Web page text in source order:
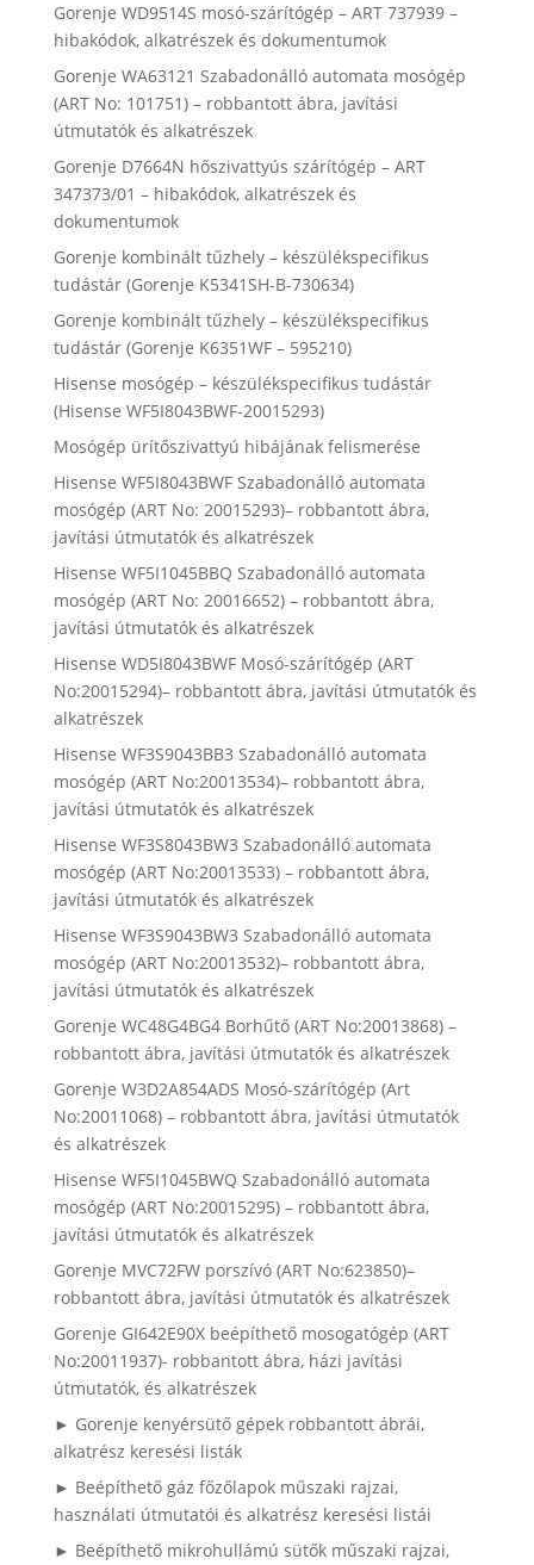
Gorenje WD9514S mosó-szárítógép – ART 737939 –
hibakódok, alkatrészek és dokumentumok
Gorenje WA63121 Szabadonálló automata mosógép
(ART No: 101751) – robbantott ábra, javítási
útmutatók és alkatrészek
Gorenje D7664N hőszivattyús szárítógép – ART
347373/01 – hibakódok, alkatrészek és
dokumentumok
Gorenje kombinált tűzhely – készülékspecifikus
tudástár (Gorenje K5341SH-B-730634)
Gorenje kombinált tűzhely – készülékspecifikus
tudástár (Gorenje K6351WF – 595210)
Hisense mosógép – készülékspecifikus tudástár
(Hisense WF5I8043BWF-20015293)
Mosógép ürítőszivattyú hibájának felismerése
Hisense WF5I8043BWF Szabadonálló automata
mosógép (ART No: 20015293)– robbantott ábra,
javítási útmutatók és alkatrészek
Hisense WF5I1045BBQ Szabadonálló automata
mosógép (ART No: 20016652) – robbantott ábra,
javítási útmutatók és alkatrészek
Hisense WD5I8043BWF Mosó-szárítógép (ART
No:20015294)– robbantott ábra, javítási útmutatók és
alkatrészek
Hisense WF3S9043BB3 Szabadonálló automata
mosógép (ART No:20013534)– robbantott ábra,
javítási útmutatók és alkatrészek
Hisense WF3S8043BW3 Szabadonálló automata
mosógép (ART No:20013533) – robbantott ábra,
javítási útmutatók és alkatrészek
Hisense WF3S9043BW3 Szabadonálló automata
mosógép (ART No:20013532)– robbantott ábra,
javítási útmutatók és alkatrészek
Gorenje WC48G4BG4 Borhűtő (ART No:20013868) –
robbantott ábra, javítási útmutatók és alkatrészek
Gorenje W3D2A854ADS Mosó-szárítógép (Art
No:20011068) – robbantott ábra, javítási útmutatók
és alkatrészek
Hisense WF5I1045BWQ Szabadonálló automata
mosógép (ART No:20015295) – robbantott ábra,
javítási útmutatók és alkatrészek
Gorenje MVC72FW porszívó (ART No:623850)–
robbantott ábra, javítási útmutatók és alkatrészek
Gorenje GI642E90X beépíthető mosogatógép (ART
No:20011937)- robbantott ábra, házi javítási
útmutatók, és alkatrészek
► Gorenje kenyérsütő gépek robbantott ábrái,
alkatrész keresési listák
► Beépíthető gáz főzőlapok műszaki rajzai,
használati útmutatói és alkatrész keresési listái
► Beépíthető mikrohullámú sütők műszaki rajzai,